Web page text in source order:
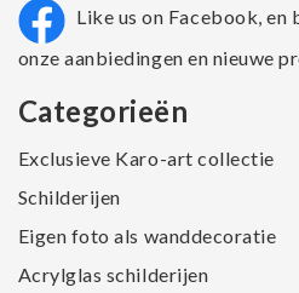
Like us on Facebook,
onze aanbiedingen en nieuwe
Categorieën
Exclusieve Karo-art collectie
Schilderijen
Eigen foto als wanddecoratie
Acrylglas schilderijen